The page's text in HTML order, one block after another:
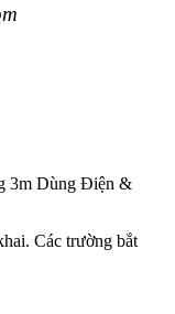
3m Dùng Điện &
Các trường bắt